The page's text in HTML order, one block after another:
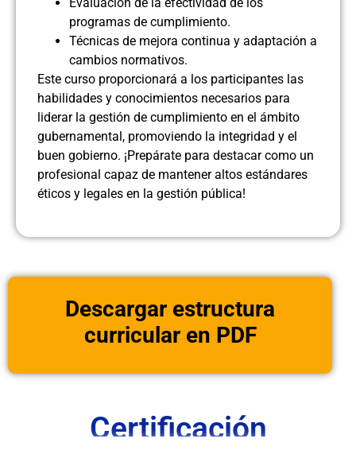
programas de cumplimiento.
Técnicas de mejora continua y adaptación a
cambios normativos.
Este curso proporcionará a los participantes las
habilidades y conocimientos necesarios para
liderar la gestión de cumplimiento en el ámbito
gubernamental, promoviendo la integridad y el
buen gobierno. ¡Prepárate para destacar como un
profesional capaz de mantener altos estándares
éticos y legales en la gestión pública!
Descargar estructura
curricular en PDF
Certificación